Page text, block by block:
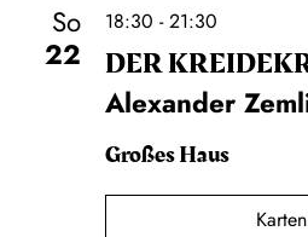
So
22
18:30 - 21:30
DER
Alexander
Großes Haus
Karten